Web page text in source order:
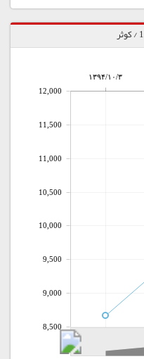
۱۳۹۴/۱۰/۳
8,500
9,000
9,500
10,000
10,500
11,000
11,500
12,000